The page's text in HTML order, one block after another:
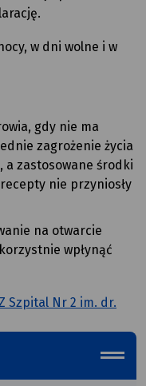
w dni wolne i w
gdy nie ma
zagrożenie życia
zastosowane środki
nie przyniosły
na otwarcie
wpłynąć
Szpital Nr 2 im. dr.